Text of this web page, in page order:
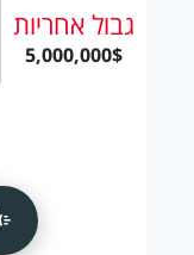
גבול אחריות
5,000,000$